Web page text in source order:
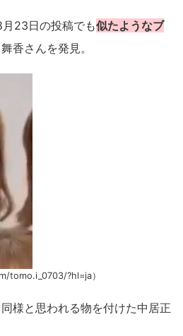
23日の投稿でも似たようなブ
香さんを発見。
tomo.i_0703/?hl=ja）
様と思われる物を付けた中居正